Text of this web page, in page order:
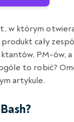
w którym
cały
PM-ów, a
to robić?
artykule.